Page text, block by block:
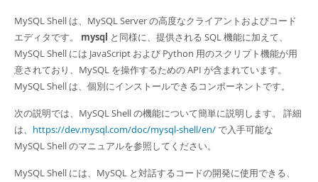
More
MySQL.com
Downloads
Developer Zone
MySQL Shell は、MySQL Server の高度なクライアントおよびコード
エディタです。 mysql と同様に、提供される SQL 機能に加えて、
MySQL Shell には JavaScript および Python 用のスクリプト機能が用
意されており、MySQL を操作するための API が含まれています。
MySQL Shell は、個別にインストールできるコンポーネントです。
次の説明では、MySQL Shell の機能について簡単に説明します。 詳細
は、 https://dev.mysql.com/doc/mysql-shell/en/で入手可能な
MySQL Shell のマニュアルを参照してください。
MySQL Shell には、MySQL と対話するコードの開発に使用できる、